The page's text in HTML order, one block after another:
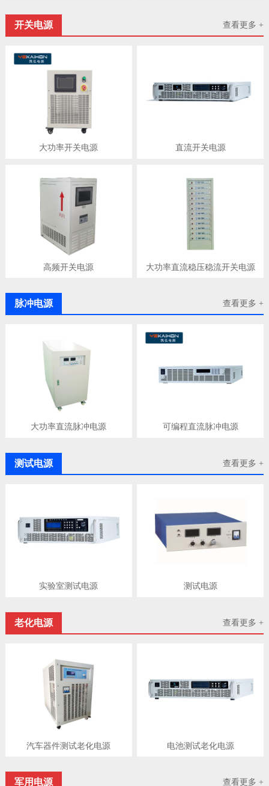
查看更多 +
开关电源
大功率开关电源 直流开关电源
高频开关电源 大功率直流稳压稳流开关电源
查看更多 +
脉冲电源
大功率直流脉冲电源 可编程直流脉冲电源
查看更多 +
测试电源
实验室测试电源 测试电源
查看更多 +
老化电源
汽车器件测试老化电源 电池测试老化电源
查看更多 +
军用电源